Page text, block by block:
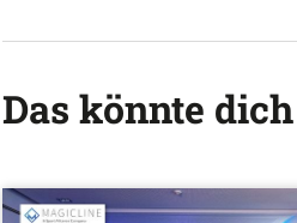
Das könnte